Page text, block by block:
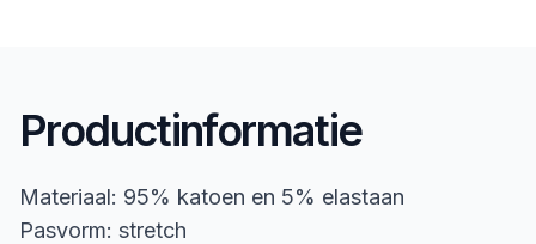
Productinformatie
Materiaal: 95% katoen en 5% elastaan
Pasvorm: stretch